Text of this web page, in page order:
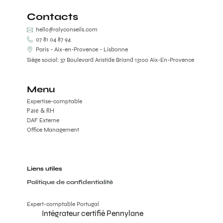
Contacts
hello@ralyconseils.com
07 81 04 87 94
Paris - Aix-en-Provence - Lisbonne
Siège social: 37 Boulevard Aristide Briand 13100 Aix-En-Provence
Menu
Expertise-comptable
DAF Externe
Office Management
Paie & RH
Liens utiles
Politique de confidentialité
Expert-comptable Portugal
Intégrateur certifié Pennylane